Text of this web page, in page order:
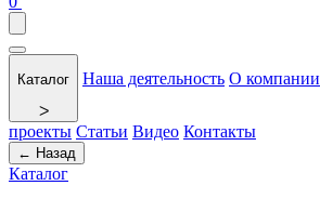
Каталог
ᐳ
Наша деятельность О компании
проекты Статьи Видео Контакты
← Назад
Каталог